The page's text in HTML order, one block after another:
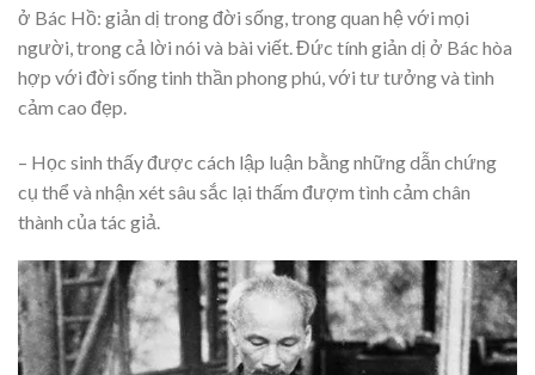
ở Bác Hồ: giản dị trong đời sống, trong quan hệ với mọi
người, trong cả lời nói và bài viết. Đức tính giản dị ở Bác hòa
hợp với đời sống tinh thần phong phú, với tư tưởng và tình
cảm cao đẹp.
– Học sinh thấy được cách lập luận bằng những dẫn chứng
cụ thể và nhận xét sâu sắc lại thấm đượm tình cảm chân
thành của tác giả.